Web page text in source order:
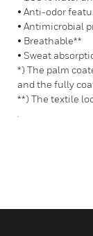
• Anti-odor
• Antimicrobial
• Breathable**
• Sweat
*) The palm
and the fully
**) The textile